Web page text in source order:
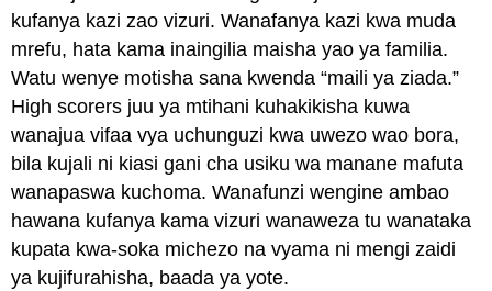
kufanya kazi zao vizuri. Wanafanya kazi kwa muda
mrefu, hata kama inaingilia maisha yao ya familia.
Watu wenye motisha sana kwenda “maili ya ziada.”
High scorers juu ya mtihani kuhakikisha kuwa
wanajua vifaa vya uchunguzi kwa uwezo wao bora,
bila kujali ni kiasi gani cha usiku wa manane mafuta
wanapaswa kuchoma. Wanafunzi wengine ambao
hawana kufanya kama vizuri wanaweza tu wanataka
kupata kwa-soka michezo na vyama ni mengi zaidi
ya kujifurahisha, baada ya yote.